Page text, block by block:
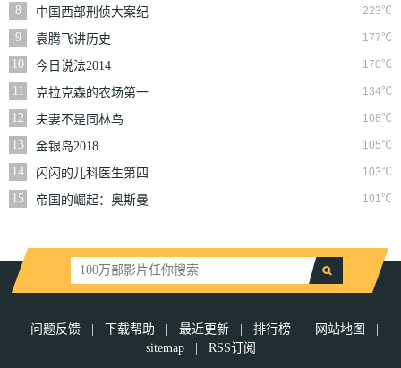
8
223℃
中国西部刑侦大案纪
实
9 177℃
袁腾飞讲历史
10
170℃
今日说法2014
11
134℃
克拉克森的农场第一
季
12 108℃
夫妻不是同林鸟
13
105℃
金银岛2018
14
103℃
闪闪的儿科医生第四
季
15 101℃
帝国的崛起：奥斯曼
问题反馈 | 下载帮助 | 最近更新 | 排行榜 | 网站地图
|
sitemap
| RSS订阅